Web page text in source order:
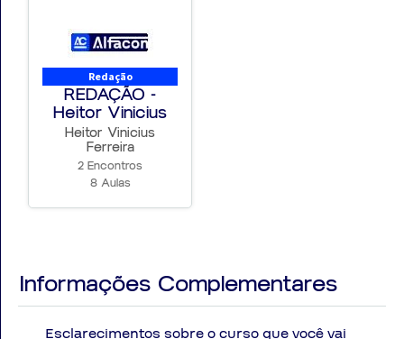
Redação
REDAÇÃO -
Heitor Vinicius
F...
Heitor Vinicius
Ferreira
2 Encontros
8 Aulas
Informações Complementares
Esclarecimentos sobre o curso que você vai